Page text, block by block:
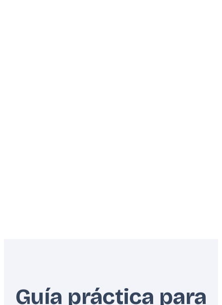
Guía práctica para